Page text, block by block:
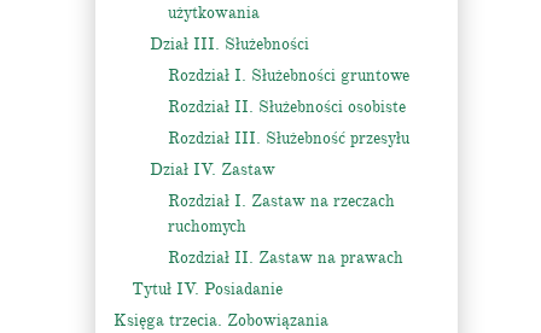
użytkowania
Dział III. Służebności
Rozdział I. Służebności gruntowe
Rozdział II. Służebności osobiste
Rozdział III. Służebność przesyłu
Dział IV. Zastaw
Rozdział I. Zastaw na rzeczach
ruchomych
Rozdział II. Zastaw na prawach
Tytuł IV. Posiadanie
Księga trzecia. Zobowiązania